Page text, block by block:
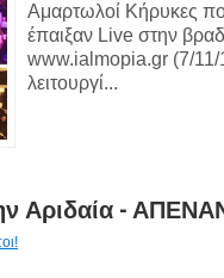
Αμαρτωλοί Κήρυκες
έπαιξαν Live στην
www.ialmopia.gr (7/11/
λειτουργί...
Αριδαία -